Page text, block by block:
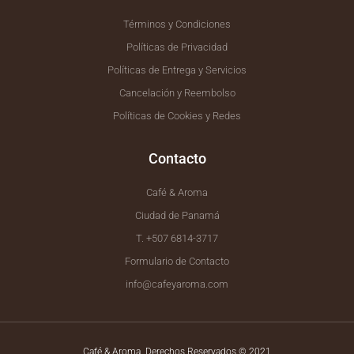
Términos y Condiciones
Políticas de Privacidad
Políticas de Entrega y Servicios
Cancelación y Reembolso
Políticas de Cookies y Redes
Contacto
Café & Aroma
Ciudad de Panamá
T. +507 6814-3717
Formulario de Contacto
info@cafeyaroma.com
Café & Aroma. Derechos Reservados © 2021